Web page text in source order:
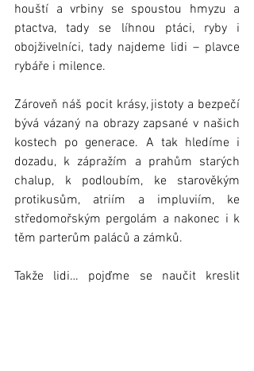
houští a vrbiny se spoustou hmyzu a
ptactva, tady se líhnou ptáci, ryby i
obojživelníci, tady najdeme lidi – plavce
rybáře i milence.
Zároveň náš pocit krásy, jistoty a bezpečí
bývá vázaný na obrazy zapsané v našich
kostech po generace. A tak hledíme i
dozadu, k zápražím a prahům starých
chalup, k podloubím, ke starověkým
protikusům, atriím a impluviím, ke
středomořským pergolám a nakonec i k
těm parterům paláců a zámků.
Takže lidi… pojďme se naučit kreslit